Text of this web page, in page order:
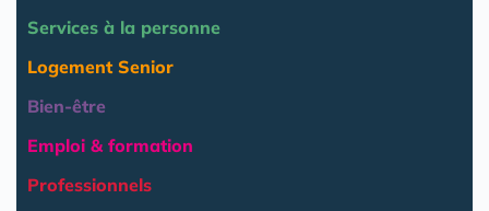
Services à la personne
Logement Senior
Bien-être
Emploi & formation
Professionnels